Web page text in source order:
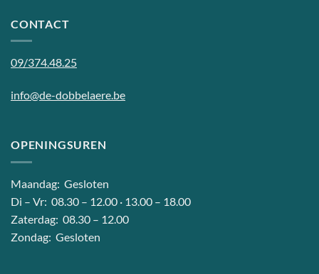
CONTACT
09/374.48.25
info@de-dobbelaere.be
OPENINGSUREN
Maandag: Gesloten
Di – Vr: 08.30 – 12.00 · 13.00 – 18.00
Zaterdag: 08.30 – 12.00
Zondag: Gesloten